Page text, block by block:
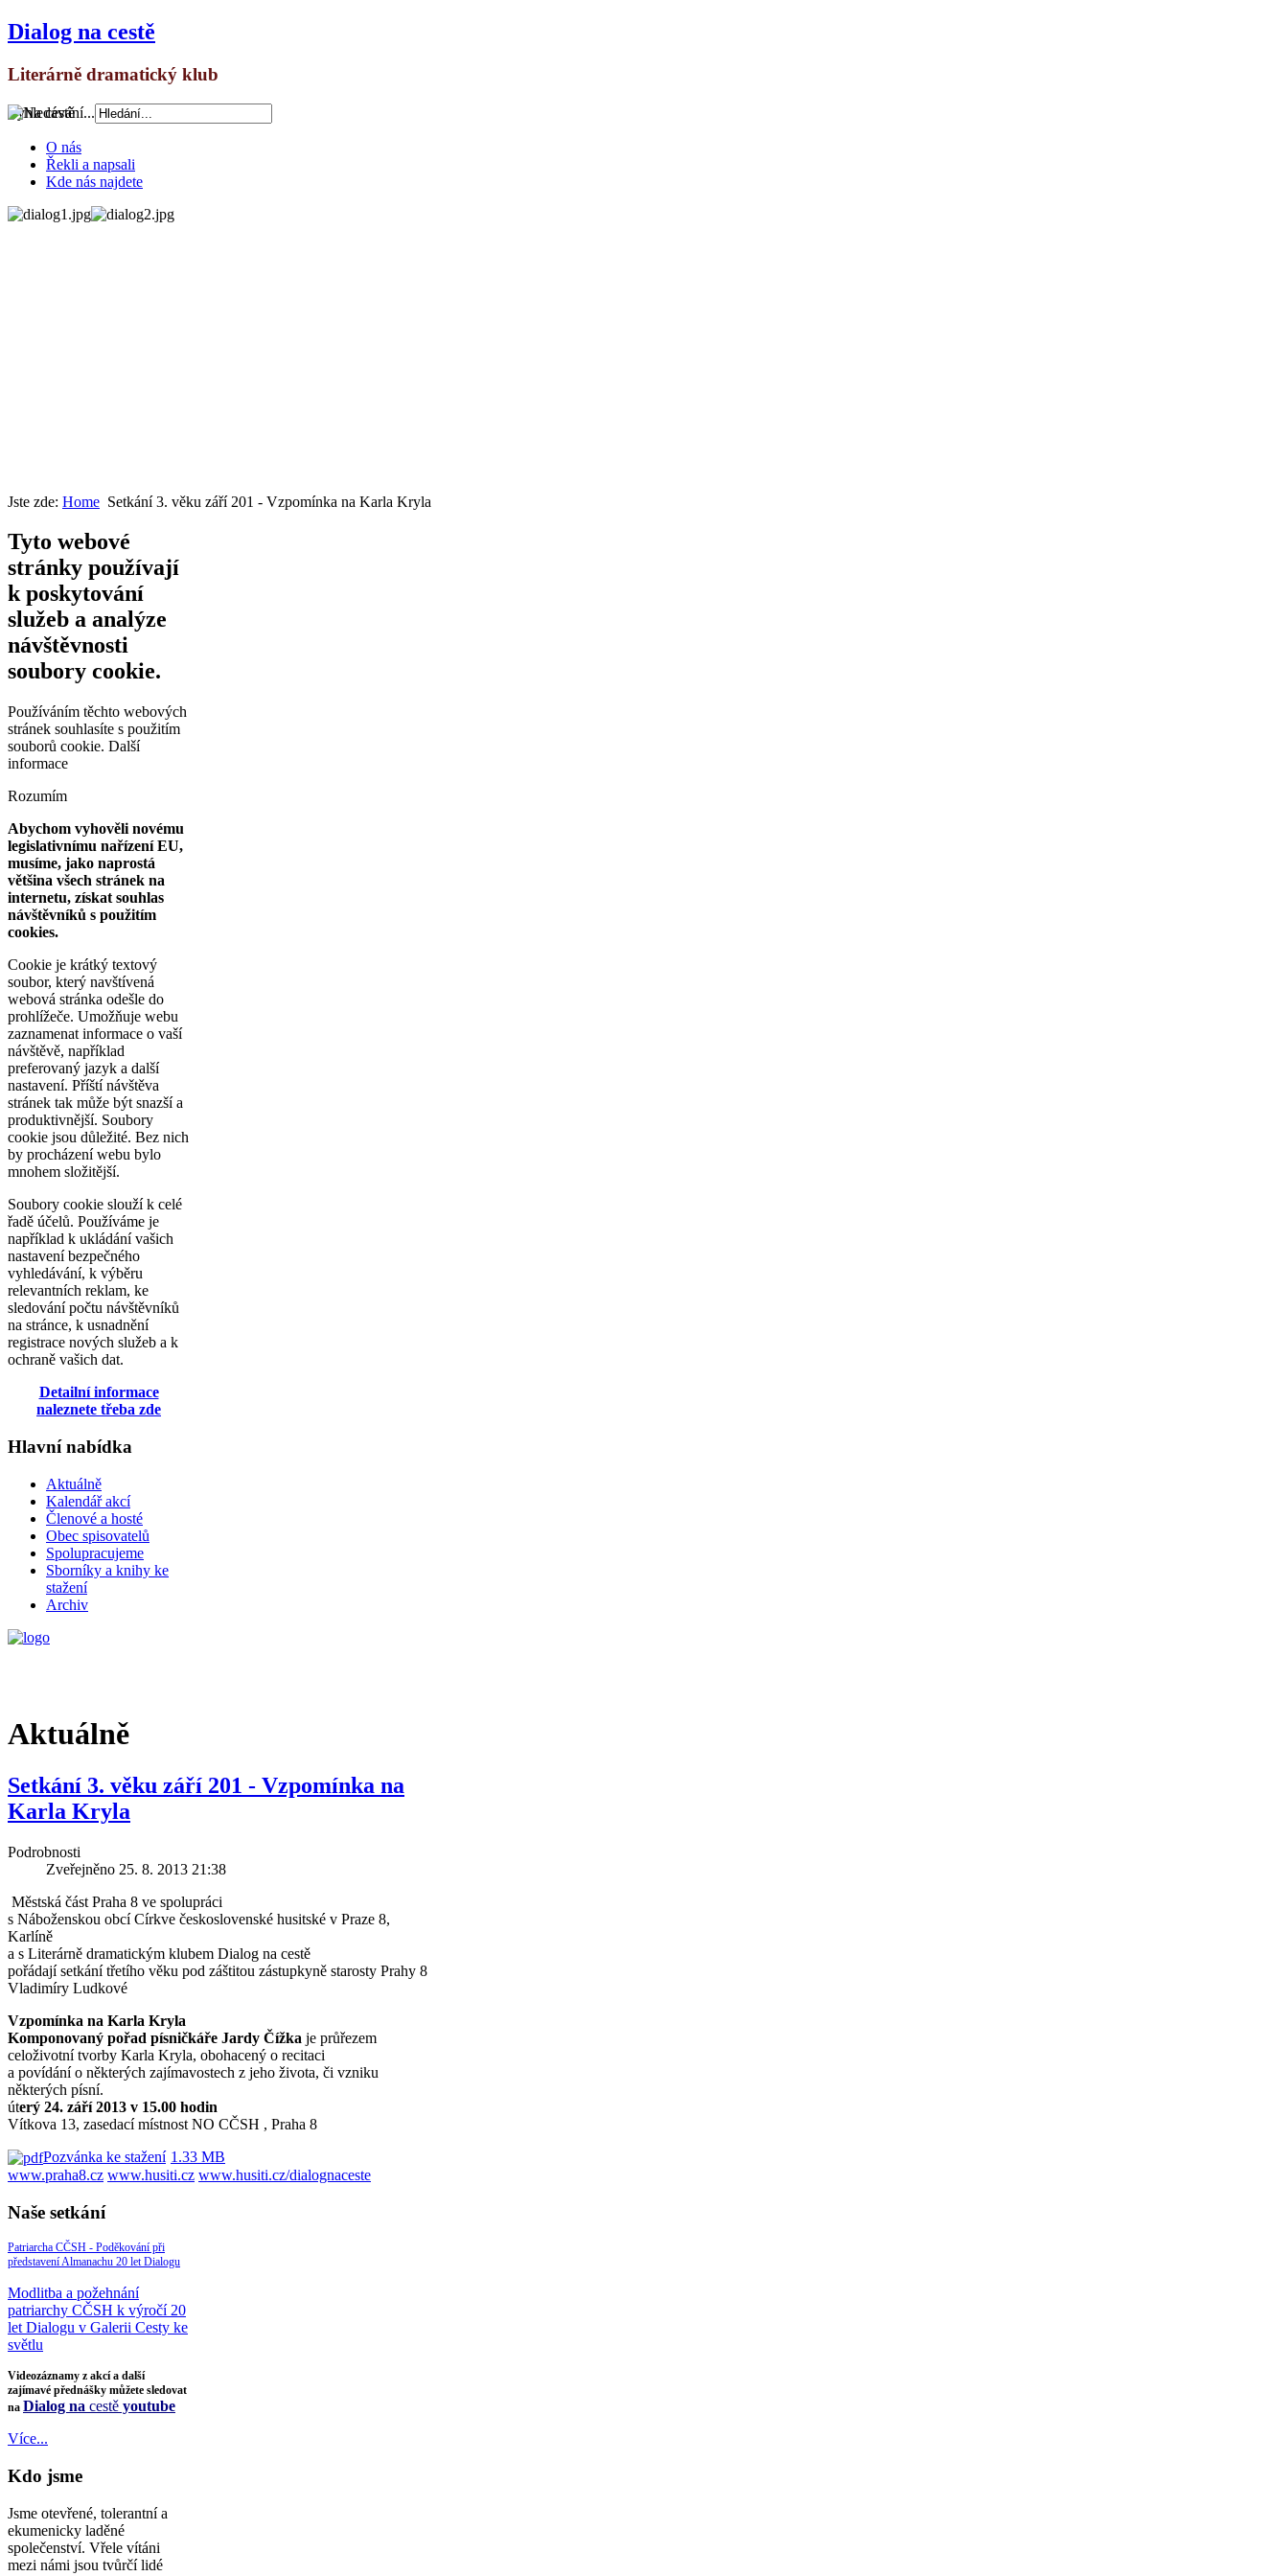
Dialog na cestě
Literárně dramatický klub
Vyhledávání...
O nás
Řekli a napsali
Kde nás najdete
Jste zde: Home Setkání 3. věku září 201 - Vzpomínka na Karla Kryla
Tyto webové
stránky používají
k poskytování
služeb a analýze
návštěvnosti
soubory cookie.
Používáním těchto webových
stránek souhlasíte s použitím
souborů cookie. Další
informace
Rozumím
Abychom vyhověli novému
legislativnímu nařízení EU,
musíme, jako naprostá
většina všech stránek na
internetu, získat souhlas
návštěvníků s použitím
cookies.
Cookie je krátký textový
soubor, který navštívená
webová stránka odešle do
prohlížeče. Umožňuje webu
zaznamenat informace o vaší
návštěvě, například
preferovaný jazyk a další
nastavení. Příští návštěva
stránek tak může být snazší a
produktivnější. Soubory
cookie jsou důležité. Bez nich
by procházení webu bylo
mnohem složitější.
Soubory cookie slouží k celé
řadě účelů. Používáme je
například k ukládání vašich
nastavení bezpečného
vyhledávání, k výběru
relevantních reklam, ke
sledování počtu návštěvníků
na stránce, k usnadnění
registrace nových služeb a k
ochraně vašich dat.
Detailní informace
naleznete třeba zde
Hlavní nabídka
Aktuálně
Kalendář akcí
Členové a hosté
Obec spisovatelů
Spolupracujeme
Sborníky a knihy ke
stažení
Archiv
Aktuálně
Setkání 3. věku září 201 - Vzpomínka na
Karla Kryla
Podrobnosti
Zveřejněno 25. 8. 2013 21:38
Městská část Praha 8 ve spolupráci
s Náboženskou obcí Církve československé husitské v Praze 8,
Karlíně
a s Literárně dramatickým klubem Dialog na cestě
pořádají setkání třetího věku pod záštitou zástupkyně starosty Prahy 8
Vladimíry Ludkové
Vzpomínka na Karla Kryla
Komponovaný pořad písničkáře Jardy Čížka je průřezem
celoživotní tvorby Karla Kryla, obohacený o recitaci
a povídání o některých zajímavostech z jeho života, či vzniku
některých písní.
úterý 24. září 2013 v 15.00 hodin
Vítkova 13, zasedací místnost NO CČSH , Praha 8
Pozvánka ke stažení 1.33 MB
www.praha8.cz www.husiti.cz www.husiti.cz/dialognaceste
Naše setkání
Patriarcha CČSH - Poděkování při
představení Almanachu 20 let Dialogu
Modlitba a požehnání
patriarchy CČSH k výročí 20
let Dialogu v Galerii Cesty ke
světlu
Videozáznamy z akcí a další
zajímavé přednášky můžete sledovat
na Dialog na cestě youtube
Více...
Kdo jsme
Jsme otevřené, tolerantní a
ekumenicky laděné
společenství. Vřele vítáni
mezi námi jsou tvůrčí lidé